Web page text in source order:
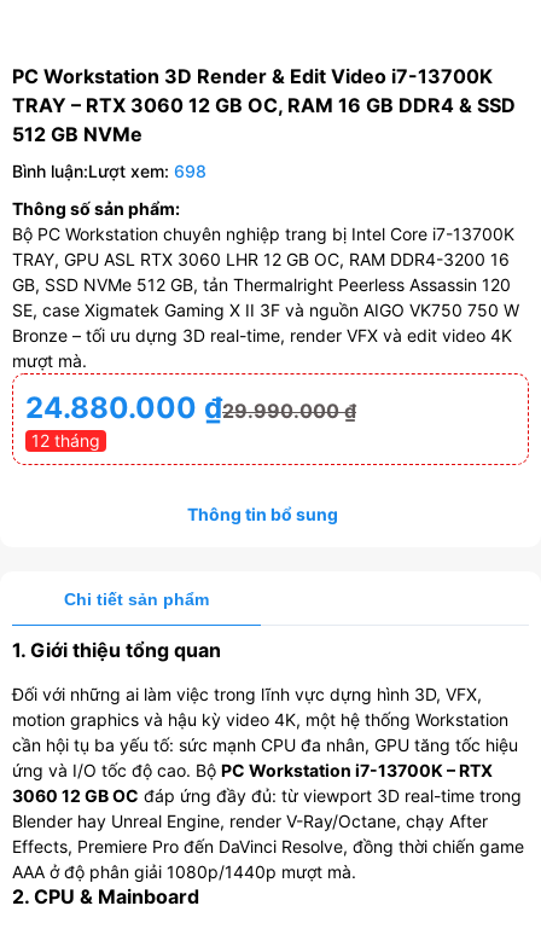
PC Workstation 3D Render & Edit Video i7-13700K
TRAY – RTX 3060 12 GB OC, RAM 16 GB DDR4 & SSD
512 GB NVMe
Bình luận:Lượt xem: 698
Thông số sản phẩm:
Bộ PC Workstation chuyên nghiệp trang bị Intel Core i7-13700K
TRAY, GPU ASL RTX 3060 LHR 12 GB OC, RAM DDR4-3200 16
GB, SSD NVMe 512 GB, tản Thermalright Peerless Assassin 120
SE, case Xigmatek Gaming X II 3F và nguồn AIGO VK750 750 W
Bronze – tối ưu dựng 3D real-time, render VFX và edit video 4K
mượt mà.
29.990.000₫
24.880.000 ₫
12 tháng
Thông tin bổ sung
Chi tiết sản phẩm
1. Giới thiệu tổng quan
Đối với những ai làm việc trong lĩnh vực dựng hình 3D, VFX,
motion graphics và hậu kỳ video 4K, một hệ thống Workstation
cần hội tụ ba yếu tố: sức mạnh CPU đa nhân, GPU tăng tốc hiệu
ứng và I/O tốc độ cao. Bộ PC Workstation i7-13700K – RTX
3060 12 GB OC đáp ứng đầy đủ: từ viewport 3D real-time trong
Blender hay Unreal Engine, render V-Ray/Octane, chạy After
Effects, Premiere Pro đến DaVinci Resolve, đồng thời chiến game
AAA ở độ phân giải 1080p/1440p mượt mà.
2. CPU & Mainboard